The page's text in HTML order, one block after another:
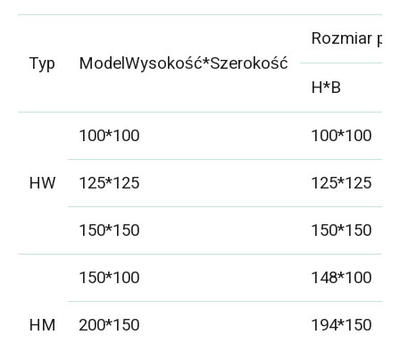
Typ ModelWysokość*Szerokość
Rozmiar
H*B
HW
100*100 100*100
125*125
125*125
150*150
150*150
HM
150*100 148*100
200*150
194*150